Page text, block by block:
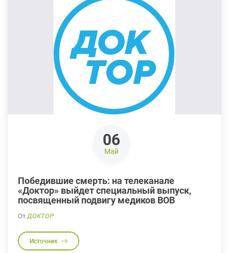
06
Май
Победившие смерть: на телеканале
«Доктор» выйдет специальный выпуск,
посвященный подвигу медиков ВОВ
От ДОКТОР
Источник